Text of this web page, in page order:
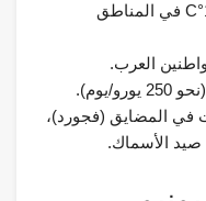
: من 8°C إلى 18°C في المناطق
العرب.
يوم).
في المضايق (فجورد)،
الأسماك.